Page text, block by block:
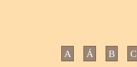
A Á B C